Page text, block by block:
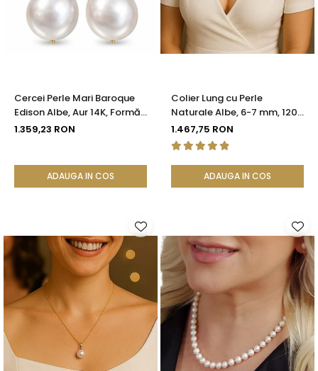
Cercei Perle Mari Baroque
Edison Albe, Aur 14K, Formă
Organică | KASKADDA®
1.359,23 RON
ADAUGA IN COS
Colier Lung cu Perle
Naturale Albe, 6-7 mm, 120
cm, Închizătoare Argint 925
| KASKADDA®
1.467,75 RON
ADAUGA IN COS